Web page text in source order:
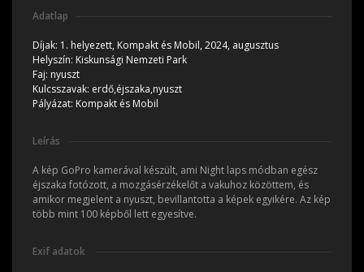
Adatlap
Díjak: 1. helyezett, Kompakt és Mobil, 2024, augusztus
Helyszín: Kiskunsági Nemzeti Park
Faj: nyuszt
Kulcsszavak: erdő,éjszaka,nyuszt
Pályázat: Kompakt és Mobil
Leírás
A kép GoPro kamerával készült, ami Night laps módban egész
éjszaka fotózott, a mozgásérzékelőt a vakuhoz közöttem, és
amikor megjelent a nyuszt, bevillantotta a képek egyikére. Az kép
több mint 100 képből lett egyesítve.
Exif adatok